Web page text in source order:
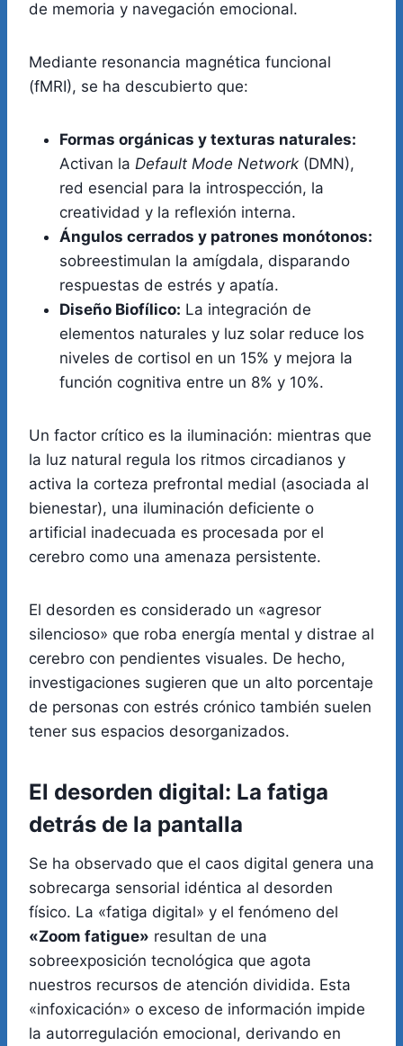
de memoria y navegación emocional.
Mediante resonancia magnética funcional
(fMRI), se ha descubierto que:
Formas orgánicas y texturas naturales:
Activan la Default Mode Network (DMN),
red esencial para la introspección, la
creatividad y la reflexión interna.
Ángulos cerrados y patrones monótonos:
sobreestimulan la amígdala, disparando
respuestas de estrés y apatía.
Diseño Biofílico: La integración de
elementos naturales y luz solar reduce los
niveles de cortisol en un 15% y mejora la
función cognitiva entre un 8% y 10%.
Un factor crítico es la iluminación: mientras que
la luz natural regula los ritmos circadianos y
activa la corteza prefrontal medial (asociada al
bienestar), una iluminación deficiente o
artificial inadecuada es procesada por el
cerebro como una amenaza persistente.
El desorden es considerado un «agresor
silencioso» que roba energía mental y distrae al
cerebro con pendientes visuales. De hecho,
investigaciones sugieren que un alto porcentaje
de personas con estrés crónico también suelen
tener sus espacios desorganizados.
El desorden digital: La fatiga
detrás de la pantalla
Se ha observado que el caos digital genera una
sobrecarga sensorial idéntica al desorden
físico. La «fatiga digital» y el fenómeno del
«Zoom fatigue» resultan de una
sobreexposición tecnológica que agota
nuestros recursos de atención dividida. Esta
«infoxicación» o exceso de información impide
la autorregulación emocional, derivando en